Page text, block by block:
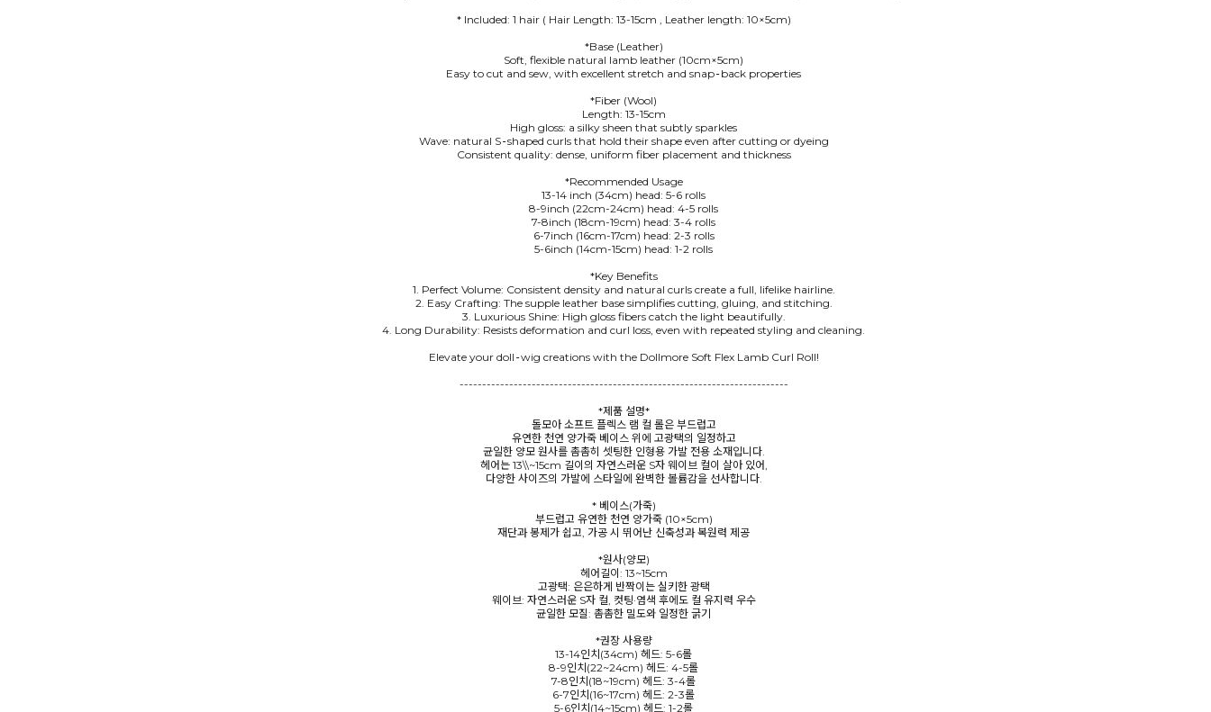
* Included: 1 hair ( Hair Length: 13-15cm , Leather length: 10×5cm)
*Base (Leather)
Soft, flexible natural lamb leather (10cm×5cm)
Easy to cut and sew, with excellent stretch and snap‑back properties
*Fiber (Wool)
Length: 13-15cm
High gloss: a silky sheen that subtly sparkles
Wave: natural S‑shaped curls that hold their shape even after cutting or dyeing
Consistent quality: dense, uniform fiber placement and thickness
*Recommended Usage
13-14 inch (34cm) head: 5-6 rolls
8-9inch (22cm-24cm) head: 4-5 rolls
7-8inch (18cm-19cm) head: 3-4 rolls
6-7inch (16cm-17cm) head: 2-3 rolls
5-6inch (14cm-15cm) head: 1-2 rolls
*Key Benefits
1. Perfect Volume: Consistent density and natural curls create a full, lifelike hairline.
2. Easy Crafting: The supple leather base simplifies cutting, gluing, and stitching.
3. Luxurious Shine: High gloss fibers catch the light beautifully.
4. Long Durability: Resists deformation and curl loss, even with repeated styling and cleaning.
Elevate your doll‑wig creations with the Dollmore Soft Flex Lamb Curl Roll!
-------------------------------------------------------------------------
*제품 설명*
돌모아 소프트 플렉스 램 컬 롤은 부드럽고
유연한 천연 양가죽 베이스 위에 고광택의 일정하고
균일한 양모 원사를 촘촘히 셋팅한 인형용 가발 전용 소재입니다.
헤어는 13\\~15cm 길이의 자연스러운 S자 웨이브 컬이 살아 있어,
다양한 사이즈의 가발에 스타일에 완벽한 볼륨감을 선사합니다.
* 베이스(가죽)
부드럽고 유연한 천연 양가죽 (10×5cm)
재단과 봉제가 쉽고, 가공 시 뛰어난 신축성과 복원력 제공
*원사(양모)
헤어길이: 13~15cm
고광택: 은은하게 반짝이는 실키한 광택
웨이브: 자연스러운 S자 컬, 컷팅·염색 후에도 컬 유지력 우수
균일한 모질: 촘촘한 밀도와 일정한 굵기
*권장 사용량
13-14인치(34cm) 헤드: 5-6롤
8-9인치(22~24cm) 헤드: 4-5롤
7-8인치(18~19cm) 헤드: 3-4롤
6-7인치(16~17cm) 헤드: 2-3롤
5-6인치(14~15cm) 헤드: 1-2롤